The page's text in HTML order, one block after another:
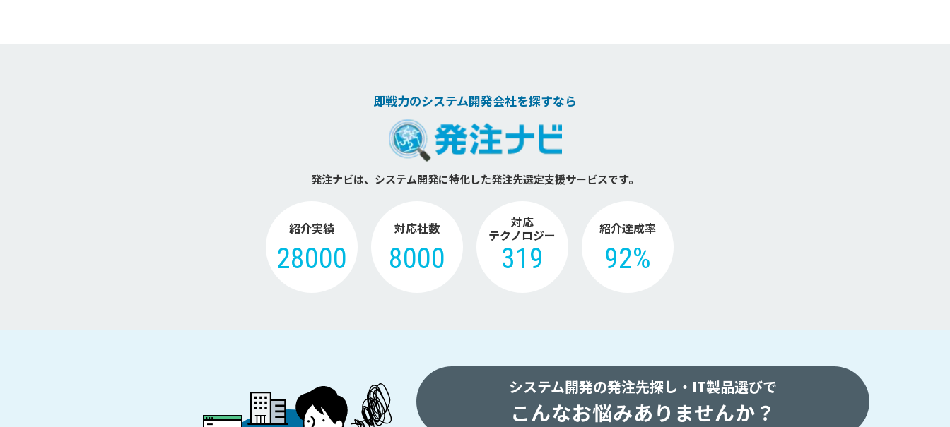
即戦力のシステム開発会社を探すなら
発注ナビは、システム開発に特化した発注先選定支援サービスです。
紹介実績
28000
対応社数
8000
対応
テクノロジー
319
紹介達成率
92%
システム開発の発注先探し・ IT製品選びで
こんなお悩みありませんか？